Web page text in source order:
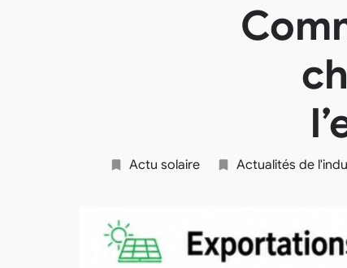
Actu solaire Actualités de